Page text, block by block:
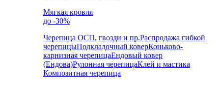
Мягкая кровля
до -30%
Черепица ОСП, гвозди и пр.Распродажа гибкой
черепицыПодкладочный коверКоньково-
карнизная черепицаЕндовый ковер
(Ендова)Рулонная черепицаКлей и мастика
Композитная черепица